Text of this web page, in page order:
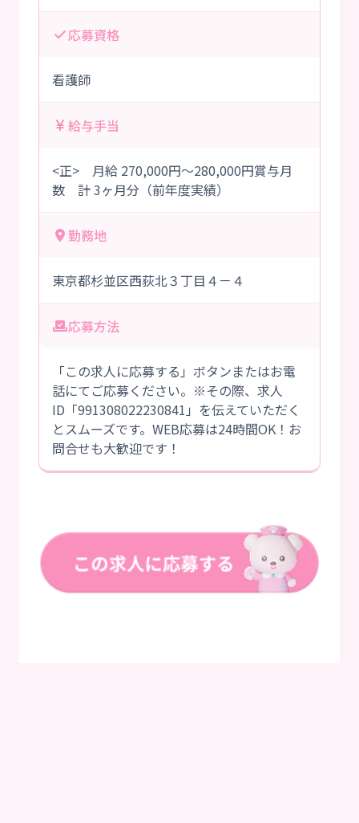
応募資格
看護師
給与手当
<正> 月給 270,000円～280,000円賞与月
数 計 3ヶ月分（前年度実績）
勤務地
東京都杉並区西荻北３丁目４－４
応募方法
「この求人に応募する」ボタンまたはお電
話にてご応募ください。※その際、求人
ID「991308022230841」を伝えていただく
とスムーズです。WEB応募は24時間OK！お
問合せも大歓迎です！